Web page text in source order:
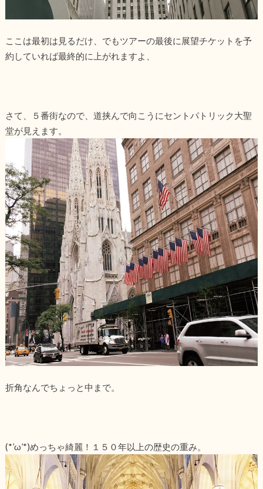
ここは最初は見るだけ、でもツアーの最後に展望チケットを予
約していれば最終的に上がれますよ、
さて、５番街なので、道挟んで向こうにセントパトリック大聖
堂が見えます。
折角なんでちょっと中まで。
(*’ω’*)めっちゃ綺麗！１５０年以上の歴史の重み。